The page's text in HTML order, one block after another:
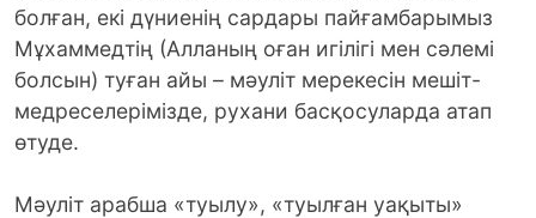
болған, екі дүниенің сардары пайғамбарымыз
Мұхаммедтің (Алланың оған игілігі мен сәлемі
болсын) туған айы – мәуліт мерекесін мешіт-
медреселерімізде, рухани басқосуларда атап
өтуде.
Мәуліт арабша «туылу», «туылған уақыты»